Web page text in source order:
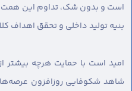
است و بدون شک، تداوم این همت
بنیه تولید داخلی و تحقق اهداف
امید است با حمایت هرچه بیشتر از
شاهد شکوفایی روزافزون